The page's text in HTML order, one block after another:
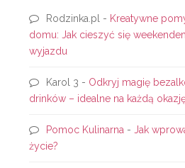
Rodzinka.pl - Kreatywne
domu: Jak cieszyć się
wyjazdu
Karol 3 - Odkryj magię
drinków – idealne na każdą
Pomoc Kulinarna - Jak
życie?